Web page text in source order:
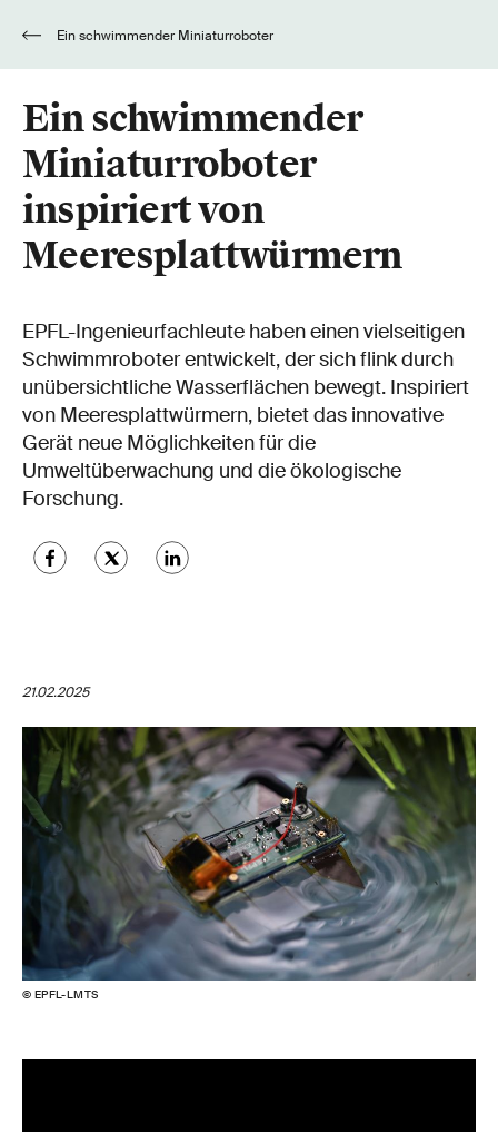
Ein schwimmender
Miniaturroboter
inspiriert von
Meeresplattwürmern
EPFL-Ingenieurfachleute haben einen vielseitigen
Schwimmroboter entwickelt, der sich flink durch
unübersichtliche Wasserflächen bewegt. Inspiriert
von Meeresplattwürmern, bietet das innovative
Gerät neue Möglichkeiten für die
Umweltüberwachung und die ökologische
Forschung.
21.02.2025
© EPFL-LMTS